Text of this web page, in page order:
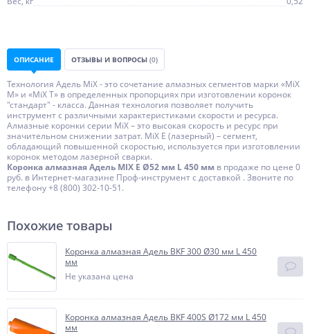
ОПИСАНИЕ ОТЗЫВЫ И ВОПРОСЫ (0)
Технология Адель MiX - это сочетание алмазных сегментов марки «MiX
М» и «MiX Т» в определенных пропорциях при изготовлении коронок
"стандарт" - класса. Данная технология позволяет получить
инструмент с различными характеристиками скорости и ресурса.
Алмазные коронки серии MiX – это высокая скорость и ресурс при
значительном снижении затрат. MiX Е (лазерный) – сегмент,
обладающий повышенной скоростью, используется при изготовлении
коронок методом лазерной сварки.
Коронка алмазная Адель MIX E Ø52 мм L 450 мм в продаже по цене 0
руб. в Интернет-магазине Проф-инструмент с доставкой . Звоните по
телефону +8 (800) 302-10-51.
Похожие товары
Коронка алмазная Адель BKF 300 Ø30 мм L 450
мм
Не указана цена
Коронка алмазная Адель BKF 400S Ø172 мм L 450
мм